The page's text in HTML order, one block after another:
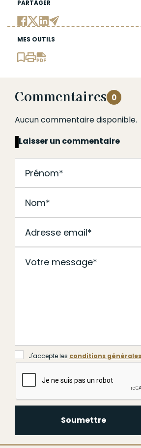
PARTAGER
MES OUTILS
Commentaires 0
Aucun commentaire disponible.
Laisser un commentaire
J'accepte les conditions
Soumettre